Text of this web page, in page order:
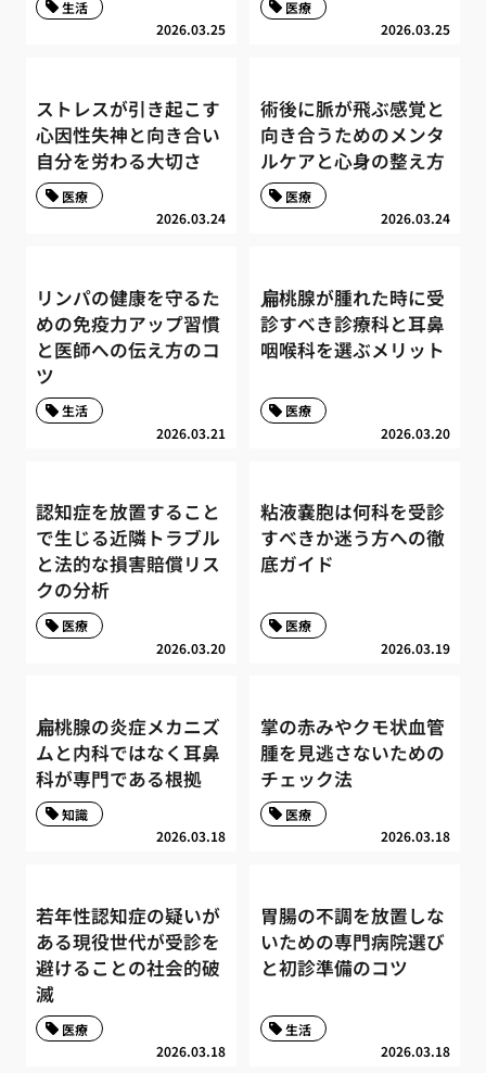
2026.03.25
生活
2026.03.25
医療
ストレスが引き起こす
心因性失神と向き合い
自分を労わる大切さ
2026.03.24
医療
術後に脈が飛ぶ感覚と
向き合うためのメンタ
ルケアと心身の整え方
2026.03.24
医療
リンパの健康を守るた
めの免疫力アップ習慣
と医師への伝え方のコ
ツ
2026.03.21
生活
扁桃腺が腫れた時に受
診すべき診療科と耳鼻
咽喉科を選ぶメリット
2026.03.20
医療
認知症を放置すること
で生じる近隣トラブル
と法的な損害賠償リス
クの分析
2026.03.20
医療
粘液嚢胞は何科を受診
すべきか迷う方への徹
底ガイド
2026.03.19
医療
扁桃腺の炎症メカニズ
ムと内科ではなく耳鼻
科が専門である根拠
2026.03.18
知識
掌の赤みやクモ状血管
腫を見逃さないための
チェック法
2026.03.18
医療
若年性認知症の疑いが
ある現役世代が受診を
避けることの社会的破
滅
2026.03.18
医療
胃腸の不調を放置しな
いための専門病院選び
と初診準備のコツ
2026.03.18
生活